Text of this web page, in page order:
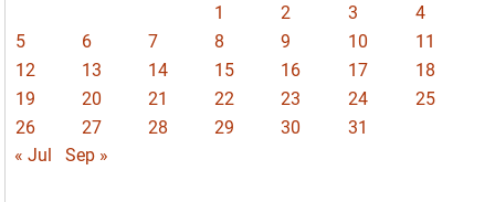
1 2 3
4
5
6 7 8 9 10
11
12
13 14 15 16 17
18
19
20 21 22 23 24
25
26
27 28 29 30
31
« Jul
Sep »